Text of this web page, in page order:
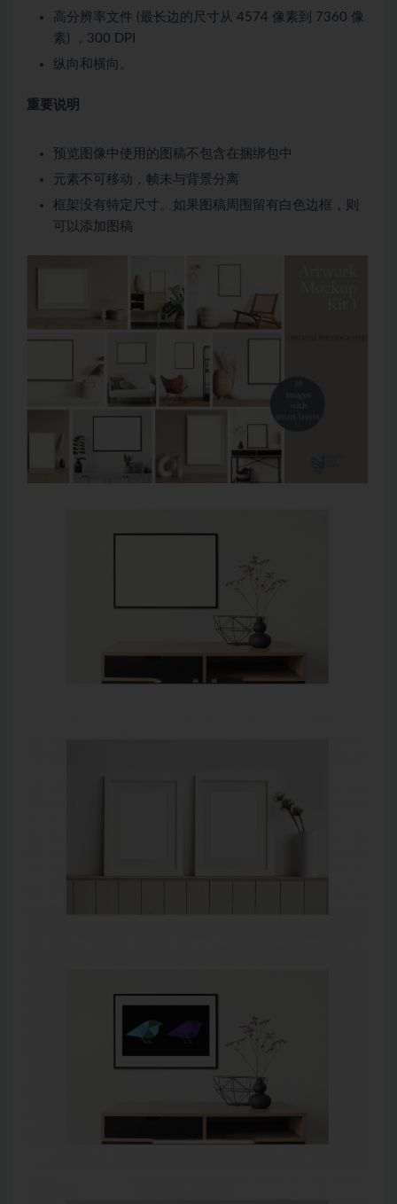
高分辨率文件 (最长边的尺寸从 4574 像素到 7360 像
素) ，300 DPI
纵向和横向。
重要说明
预览图像中使用的图稿不包含在捆绑包中
元素不可移动，帧未与背景分离
框架没有特定尺寸。如果图稿周围留有白色边框，则
可以添加图稿